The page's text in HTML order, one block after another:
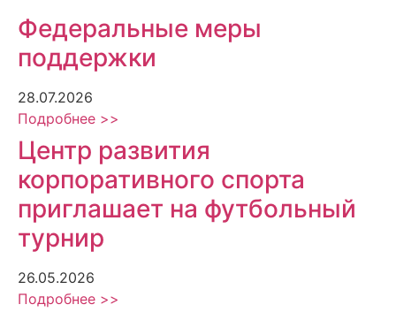
Федеральные меры
поддержки
28.07.2026
Подробнее >>
Центр развития
корпоративного спорта
приглашает на футбольный
турнир
26.05.2026
Подробнее >>